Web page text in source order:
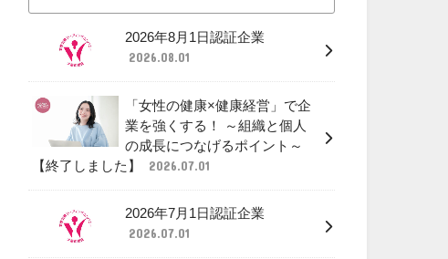
2026年8月1日認証企業
2026.08.01
「女性の健康×健康経営」で企
業を強くする！ ～組織と個人
の成長につなげるポイント～
【終了しました】
2026.07.01
2026年7月1日認証企業
2026.07.01